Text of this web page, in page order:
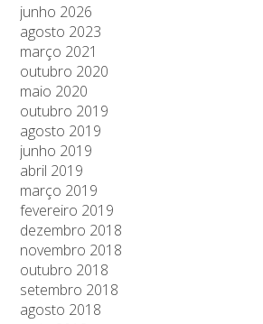
junho 2026
agosto 2023
março 2021
outubro 2020
maio 2020
outubro 2019
agosto 2019
junho 2019
abril 2019
março 2019
fevereiro 2019
dezembro 2018
novembro 2018
outubro 2018
setembro 2018
agosto 2018